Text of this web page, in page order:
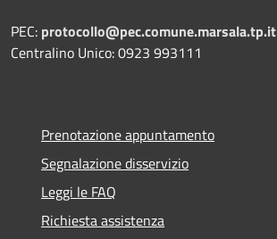
PEC: protocollo@pec.comune.marsala.tp.it
Centralino Unico: 0923 993111
Prenotazione appuntamento
Segnalazione disservizio
Leggi le FAQ
Richiesta assistenza